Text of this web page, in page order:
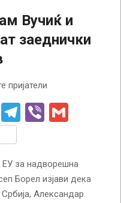
Вучиќ и
заеднички
пријатели
Messenger
Telegram
Viber
ЕУ за надворешна
Борел изјави дека
Александар